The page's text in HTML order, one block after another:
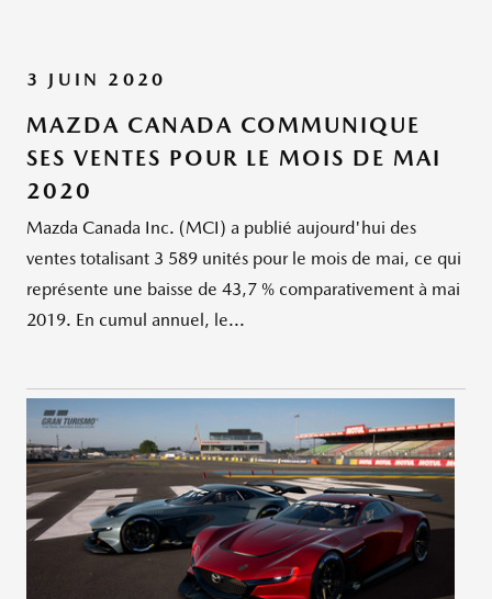
3 JUIN 2020
MAZDA CANADA COMMUNIQUE
SES VENTES POUR LE MOIS DE MAI
2020
Mazda Canada Inc. (MCI) a publié aujourd'hui des
ventes totalisant 3 589 unités pour le mois de mai, ce qui
représente une baisse de 43,7 % comparativement à mai
2019. En cumul annuel, le...